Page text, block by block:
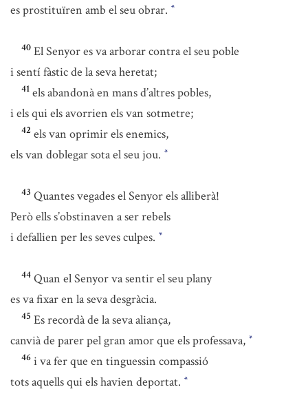
es prostituïren amb el seu obrar. *
40 El Senyor es va arborar contra el seu poble
i sentí fàstic de la seva heretat;
41 els abandonà en mans d’altres pobles,
i els qui els avorrien els van sotmetre;
42 els van oprimir els enemics,
els van doblegar sota el seu jou. *
43 Quantes vegades el Senyor els alliberà!
Però ells s’obstinaven a ser rebels
i defallien per les seves culpes. *
44 Quan el Senyor va sentir el seu plany
es va fixar en la seva desgràcia.
45 Es recordà de la seva aliança,
canvià de parer pel gran amor que els professava, *
46 i va fer que en tinguessin compassió
tots aquells qui els havien deportat. *